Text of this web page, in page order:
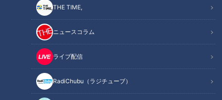
THE TIME,
ニュースコラム
ライブ配信
RadiChubu（ラジチューブ）
なんと20年以上たった2023年11月9日、新たに緑区に「喫茶
満つ葉」の店名をそのままに復活。 一体、どのような経緯で
喫茶満つ葉は生まれたのか。その背景にも迫りたいと思いま
曽祖母からひ孫へ。マルシェを通じて生まれた縁とともに